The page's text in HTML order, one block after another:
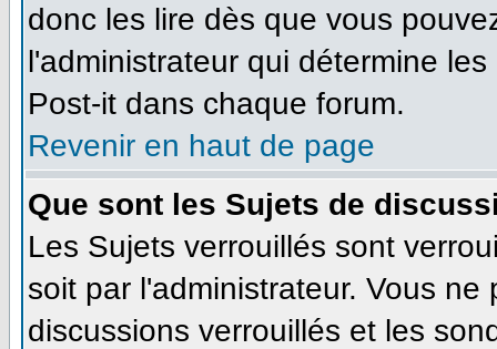
donc les lire dès que vous
l'administrateur qui détermine
Post-it dans chaque forum.
Revenir en haut de page
Que sont les Sujets de
Les Sujets verrouillés sont
soit par l'administrateur. Vous
discussions verrouillés et les